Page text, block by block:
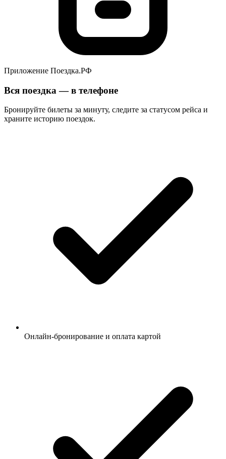
Приложение Поездка.РФ
Вся поездка — в телефоне
Бронируйте билеты за минуту, следите за статусом рейса и
храните историю поездок.
Онлайн-бронирование и оплата картой